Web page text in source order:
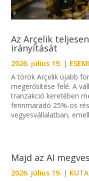
Az Arçelik
irányítását
2026. július 19. |
A török Arçelik újabb
megerősítése felé. A
tranzakció keretében
fennmaradó 25%-os
vegyesvállalatban,
Majd az AI
2026. július 19. |